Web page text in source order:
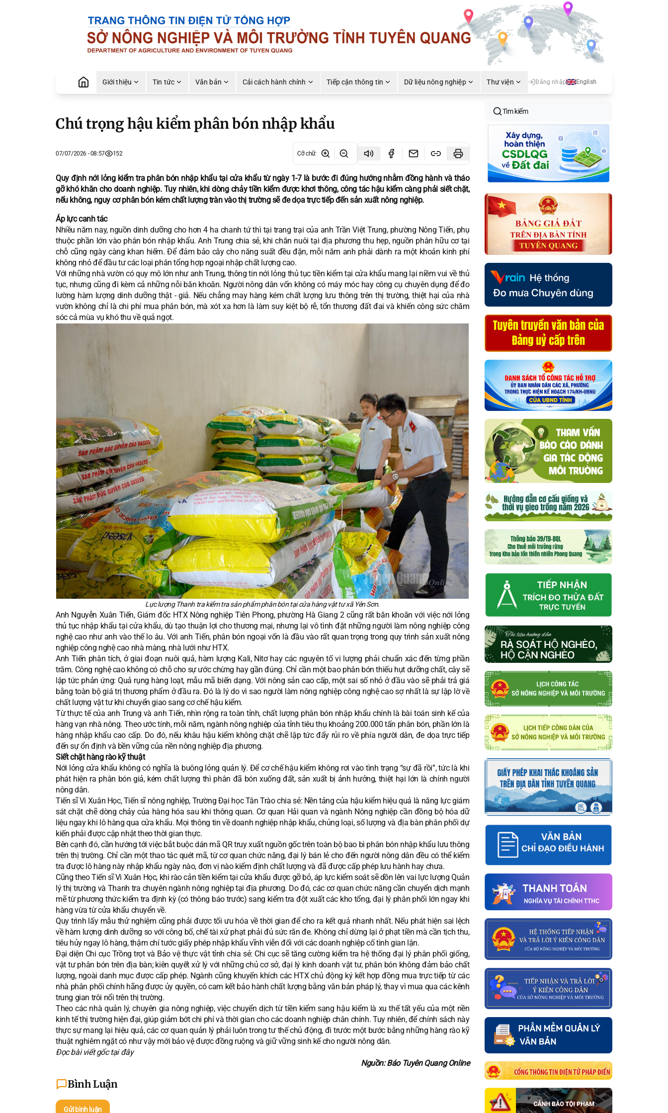
Giới thiệu Tin tức Văn bản Cải cách hành chính Tiếp cận thông tin Dữ liệu nông nghiệp Thư viện Đăng nhập English
Chú trọng hậu kiểm phân bón nhập khẩu
07/07/2026 - 08:57 152 Cỡ chữ:
Quy định nới lỏng kiểm tra phân bón nhập khẩu tại cửa khẩu từ ngày 1-7 là bước đi đúng hướng nhằm đồng hành và tháo
gỡ khó khăn cho doanh nghiệp. Tuy nhiên, khi dòng chảy tiền kiểm được khơi thông, công tác hậu kiểm càng phải siết chặt,
nếu không, nguy cơ phân bón kém chất lượng tràn vào thị trường sẽ đe dọa trực tiếp đến sản xuất nông nghiệp.
Áp lực canh tác
Nhiều năm nay, nguồn dinh dưỡng cho hơn 4 ha chanh tứ thì tại trang trại của anh Trần Việt Trung, phường Nông Tiến, phụ
thuộc phần lớn vào phân bón nhập khẩu. Anh Trung chia sẻ, khi chăn nuôi tại địa phương thu hẹp, nguồn phân hữu cơ tại
chỗ cũng ngày càng khan hiếm. Để đảm bảo cây cho năng suất đều đặn, mỗi năm anh phải dành ra một khoản kinh phí
không nhỏ để đầu tư các loại phân tổng hợp ngoại nhập chất lượng cao.
Với những nhà vườn có quy mô lớn như anh Trung, thông tin nới lỏng thủ tục tiền kiểm tại cửa khẩu mang lại niềm vui về thủ
tục, nhưng cũng đi kèm cả những nỗi băn khoăn. Người nông dân vốn không có máy móc hay công cụ chuyên dụng để đo
lường hàm lượng dinh dưỡng thật - giả. Nếu chẳng may hàng kém chất lượng lưu thông trên thị trường, thiệt hại của nhà
vườn không chỉ là chi phí mua phân bón, mà xót xa hơn là làm suy kiệt bộ rễ, tổn thương đất đai và khiến công sức chăm
sóc cả mùa vụ khó thu về quả ngọt.
Lực lượng Thanh tra kiểm tra sản phẩm phân bón tại cửa hàng vật tư xã Yên Sơn.
Anh Nguyễn Xuân Tiến, Giám đốc HTX Nông nghiệp Tiên Phong, phường Hà Giang 2 cũng rất băn khoăn với việc nới lỏng
thủ tục nhập khẩu tại cửa khẩu, dù tạo thuận lợi cho thương mại, nhưng lại vô tình đặt những người làm nông nghiệp công
nghệ cao như anh vào thế lo âu. Với anh Tiến, phân bón ngoại vốn là đầu vào rất quan trọng trong quy trình sản xuất nông
nghiệp công nghệ cao nhà màng, nhà lưới như HTX.
Anh Tiến phân tích, ở giai đoạn nuôi quả, hàm lượng Kali, Nitơ hay các nguyên tố vi lượng phải chuẩn xác đến từng phần
trăm. Công nghệ cao không có chỗ cho sự ước chừng hay gần đúng. Chỉ cần một bao phân bón thiếu hụt dưỡng chất, cây sẽ
lập tức phản ứng: Quả rụng hàng loạt, mẫu mã biến dạng. Với nông sản cao cấp, một sai số nhỏ ở đầu vào sẽ phải trả giá
bằng toàn bộ giá trị thương phẩm ở đầu ra. Đó là lý do vì sao người làm nông nghiệp công nghệ cao sợ nhất là sự lập lờ về
chất lượng vật tư khi chuyển giao sang cơ chế hậu kiểm.
Từ thực tế của anh Trung và anh Tiến, nhìn rộng ra toàn tỉnh, chất lượng phân bón nhập khẩu chính là bài toán sinh kế của
hàng vạn nhà nông. Theo ước tính, mỗi năm, ngành nông nghiệp của tỉnh tiêu thụ khoảng 200.000 tấn phân bón, phần lớn là
hàng nhập khẩu cao cấp. Do đó, nếu khâu hậu kiểm không chặt chẽ lập tức đẩy rủi ro về phía người dân, đe dọa trực tiếp
đến sự ổn định và bền vững của nền nông nghiệp địa phương.
Siết chặt hàng rào kỹ thuật
Nới lỏng cửa khẩu không có nghĩa là buông lỏng quản lý. Để cơ chế hậu kiểm không rơi vào tình trạng “sự đã rồi”, tức là khi
phát hiện ra phân bón giả, kém chất lượng thì phân đã bón xuống đất, sản xuất bị ảnh hưởng, thiệt hại lớn là chính người
nông dân.
Tiến sĩ Vi Xuân Học, Tiến sĩ nông nghiệp, Trường Đại học Tân Trào chia sẻ: Nền tảng của hậu kiểm hiệu quả là năng lực giám
sát chặt chẽ dòng chảy của hàng hóa sau khi thông quan. Cơ quan Hải quan và ngành Nông nghiệp cần đồng bộ hóa dữ
liệu ngay khi lô hàng qua cửa khẩu. Mọi thông tin về doanh nghiệp nhập khẩu, chủng loại, số lượng và địa bàn phân phối dự
kiến phải được cập nhật theo thời gian thực.
Bên cạnh đó, cần hướng tới việc bắt buộc dán mã QR truy xuất nguồn gốc trên toàn bộ bao bì phân bón nhập khẩu lưu thông
trên thị trường. Chỉ cần một thao tác quét mã, từ cơ quan chức năng, đại lý bán lẻ cho đến người nông dân đều có thể kiểm
tra được lô hàng này nhập khẩu ngày nào, đơn vị nào kiểm định chất lượng và đã được cấp phép lưu hành hay chưa.
Cũng theo Tiến sĩ Vi Xuân Học, khi rào cản tiền kiểm tại cửa khẩu được gỡ bỏ, áp lực kiểm soát sẽ dồn lên vai lực lượng Quản
lý thị trường và Thanh tra chuyên ngành nông nghiệp tại địa phương. Do đó, các cơ quan chức năng cần chuyển dịch mạnh
mẽ từ phương thức kiểm tra định kỳ (có thông báo trước) sang kiểm tra đột xuất các kho tổng, đại lý phân phối lớn ngay khi
hàng vừa từ cửa khẩu chuyển về.
Quy trình lấy mẫu thử nghiệm cũng phải được tối ưu hóa về thời gian để cho ra kết quả nhanh nhất. Nếu phát hiện sai lệch
về hàm lượng dinh dưỡng so với công bố, chế tài xử phạt phải đủ sức răn đe. Không chỉ dừng lại ở phạt tiền mà cần tịch thu,
tiêu hủy ngay lô hàng, thậm chí tước giấy phép nhập khẩu vĩnh viễn đối với các doanh nghiệp cố tình gian lận.
Đại diện Chi cục Trồng trọt và Bảo vệ thực vật tỉnh chia sẻ: Chi cục sẽ tăng cường kiểm tra hệ thống đại lý phân phối giống,
vật tư phân bón trên địa bàn; kiên quyết xử lý với những chủ cơ sở, đại lý kinh doanh vật tư, phân bón không đảm bảo chất
lượng, ngoài danh mục được cấp phép. Ngành cũng khuyến khích các HTX chủ động ký kết hợp đồng mua trực tiếp từ các
nhà phân phối chính hãng được ủy quyền, có cam kết bảo hành chất lượng bằng văn bản pháp lý, thay vì mua qua các kênh
trung gian trôi nổi trên thị trường.
Theo các nhà quản lý, chuyên gia nông nghiệp, việc chuyển dịch từ tiền kiểm sang hậu kiểm là xu thế tất yếu của một nền
kinh tế thị trường hiện đại, giúp giảm bớt chi phí và thời gian cho các doanh nghiệp chân chính. Tuy nhiên, để chính sách này
thực sự mang lại hiệu quả, các cơ quan quản lý phải luôn trong tư thế chủ động, đi trước một bước bằng những hàng rào kỹ
thuật nghiêm ngặt có như vậy mới bảo vệ được đồng ruộng và giữ vững sinh kế cho người nông dân.
Đọc bài viết gốc tại đây
Nguồn: Báo Tuyên Quang Online
Bình Luận
Gửi bình luận
Tìm kiếm